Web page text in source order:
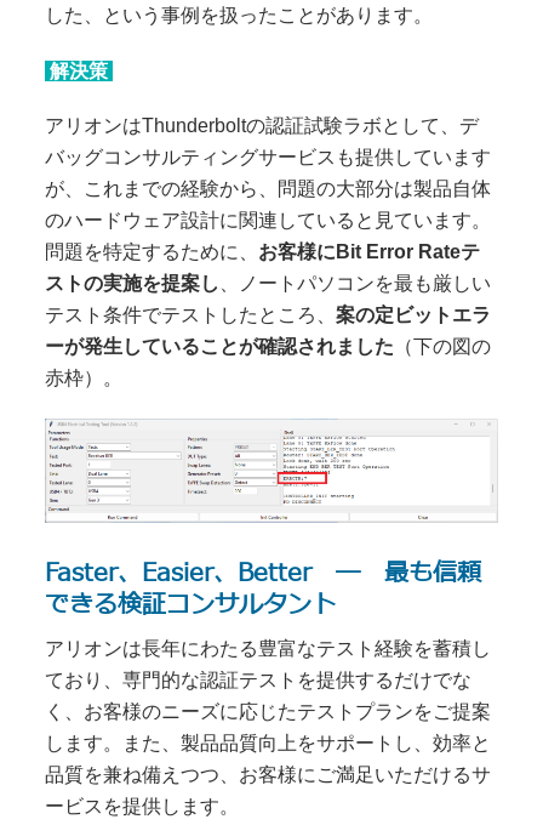
した、という事例を扱ったことがあります。
解決策
アリオンはThunderboltの認証試験ラボとして、デ
バッグコンサルティングサービスも提供しています
が、これまでの経験から、問題の大部分は製品自体
のハードウェア設計に関連していると見ています。
問題を特定するために、 お客様にBit Error Rateテ
ストの実施を提案し 、ノートパソコンを最も厳しい
テスト条件でテストしたところ、案の定ビットエラ
ーが発生していることが確認されました （下の図の
赤枠）。
Faster、Easier、Better ― 最も信頼
できる検証コンサルタント
アリオンは長年にわたる豊富なテスト経験を蓄積し
ており、専門的な認証テストを提供するだけでな
く、お客様のニーズに応じたテストプランをご提案
します。また、製品品質向上をサポートし、効率と
品質を兼ね備えつつ、お客様にご満足いただけるサ
ービスを提供します。